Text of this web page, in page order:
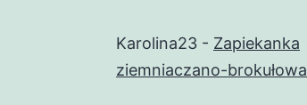
Karolina23 - Zapiekanka
ziemniaczano-brokułowa